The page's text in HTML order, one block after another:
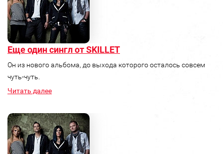
Еще один сингл от SKILLET
Он из нового альбома, до выхода которого осталось совсем
чуть-чуть.
Читать далее